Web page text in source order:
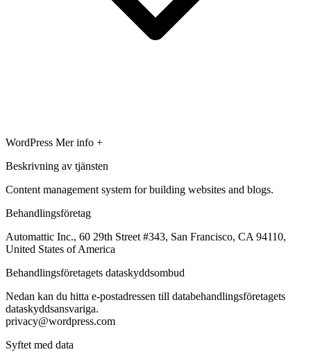
WordPress Mer info +
Beskrivning av tjänsten
Content management system for building websites and blogs.
Behandlingsföretag
Automattic Inc., 60 29th Street #343, San Francisco, CA 94110,
United States of America
Behandlingsföretagets dataskyddsombud
Nedan kan du hitta e-postadressen till databehandlingsföretagets
dataskyddsansvariga.
privacy@wordpress.com
Syftet med data